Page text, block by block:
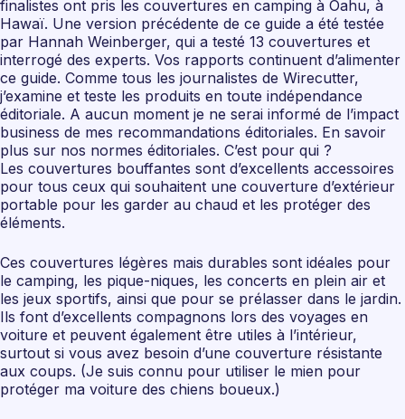
finalistes ont pris les couvertures en camping à Oahu, à
Hawaï. Une version précédente de ce guide a été testée
par Hannah Weinberger, qui a testé 13 couvertures et
interrogé des experts. Vos rapports continuent d’alimenter
ce guide. Comme tous les journalistes de Wirecutter,
j’examine et teste les produits en toute indépendance
éditoriale. A aucun moment je ne serai informé de l’impact
business de mes recommandations éditoriales. En savoir
plus sur nos normes éditoriales. C’est pour qui ?
Les couvertures bouffantes sont d’excellents accessoires
pour tous ceux qui souhaitent une couverture d’extérieur
portable pour les garder au chaud et les protéger des
éléments.
Ces couvertures légères mais durables sont idéales pour
le camping, les pique-niques, les concerts en plein air et
les jeux sportifs, ainsi que pour se prélasser dans le jardin.
Ils font d’excellents compagnons lors des voyages en
voiture et peuvent également être utiles à l’intérieur,
surtout si vous avez besoin d’une couverture résistante
aux coups. (Je suis connu pour utiliser le mien pour
protéger ma voiture des chiens boueux.)